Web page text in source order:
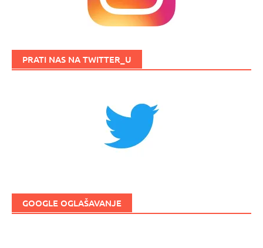
PRATI NAS NA TWITTER_U
GOOGLE OGLAŠAVANJE